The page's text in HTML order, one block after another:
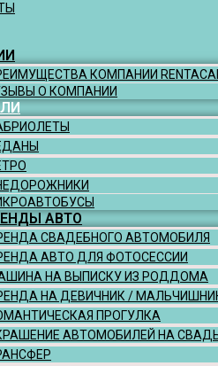
КОМПАНИИ
О КОМПАНИИ
АВТО
СВАДЕБНОГО АВТОМОБИЛЯ
АВТО ДЛЯ ФОТОСЕССИИ
НА ВЫПИСКУ ИЗ РОДДОМА
НА ДЕВИЧНИК /
ПРОГУЛКА
АВТОМОБИЛЕЙ НА